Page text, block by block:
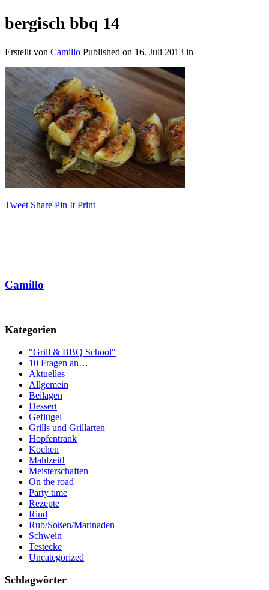
bergisch bbq 14
Erstellt von Camillo Published on 16. Juli 2013 in
Tweet Share Pin It Print
Camillo
Kategorien
"Grill & BBQ School"
10 Fragen an…
Aktuelles
Allgemein
Beilagen
Dessert
Geflügel
Grills und Grillarten
Hopfentrank
Kochen
Mahlzeit!
Meisterschaften
On the road
Party time
Rezepte
Rind
Rub/Soßen/Marinaden
Schwein
Testecke
Uncategorized
Schlagwörter